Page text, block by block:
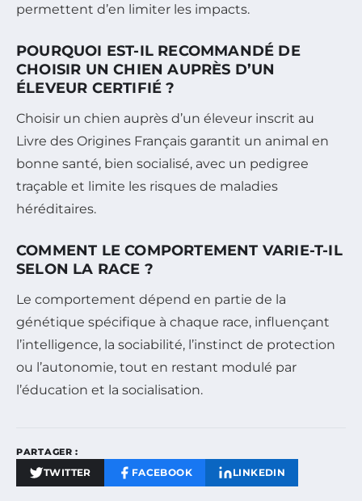
permettent d’en limiter les impacts.
POURQUOI EST-IL RECOMMANDÉ DE
CHOISIR UN CHIEN AUPRÈS D’UN
ÉLEVEUR CERTIFIÉ ?
Choisir un chien auprès d’un éleveur inscrit au
Livre des Origines Français garantit un animal en
bonne santé, bien socialisé, avec un pedigree
traçable et limite les risques de maladies
héréditaires.
COMMENT LE COMPORTEMENT VARIE-T-IL
SELON LA RACE ?
Le comportement dépend en partie de la
génétique spécifique à chaque race, influençant
l’intelligence, la sociabilité, l’instinct de protection
ou l’autonomie, tout en restant modulé par
l’éducation et la socialisation.
PARTAGER :
TWITTER FACEBOOK LINKEDIN